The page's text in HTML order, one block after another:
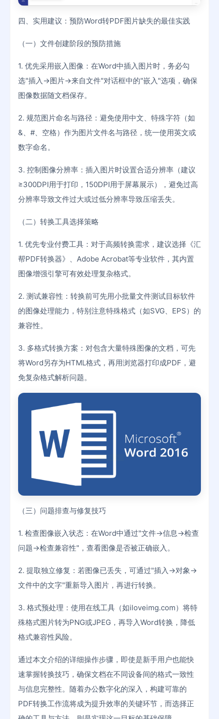
四、实用建议：预防Word转PDF图片缺失的最佳实践
（一）文件创建阶段的预防措施
1. 优先采用嵌入图像：在Word中插入图片时，务必勾
选"插入→图片→来自文件"对话框中的"嵌入"选项，确保
图像数据随文档保存。
2. 规范图片命名与路径：避免使用中文、特殊字符（如
&、#、空格）作为图片文件名与路径，统一使用英文或
数字命名。
3. 控制图像分辨率：插入图片时设置合适分辨率（建议
≥300DPI用于打印，150DPI用于屏幕展示），避免过高
分辨率导致文件过大或过低分辨率导致压缩丢失。
（二）转换工具选择策略
1. 优先专业付费工具：对于高频转换需求，建议选择《汇
帮PDF转换器》、Adobe Acrobat等专业软件，其内置
图像增强引擎可有效处理复杂格式。
2. 测试兼容性：转换前可先用小批量文件测试目标软件
的图像处理能力，特别注意特殊格式（如SVG、EPS）的
兼容性。
3. 多格式转换方案：对包含大量特殊图像的文档，可先
将Word另存为HTML格式，再用浏览器打印成PDF，避
免复杂格式解析问题。
（三）问题排查与修复技巧
1. 检查图像嵌入状态：在Word中通过"文件→信息→检查
问题→检查兼容性"，查看图像是否被正确嵌入。
2. 提取独立修复：若图像已丢失，可通过"插入→对象→
文件中的文字"重新导入图片，再进行转换。
3. 格式预处理：使用在线工具（如iloveimg.com）将特
殊格式图片转为PNG或JPEG，再导入Word转换，降低
格式兼容性风险。
通过本文介绍的详细操作步骤，即使是新手用户也能快
速掌握转换技巧，确保文档在不同设备间的格式一致性
与信息完整性。随着办公数字化的深入，构建可靠的
PDF转换工作流将成为提升效率的关键环节，而选择正